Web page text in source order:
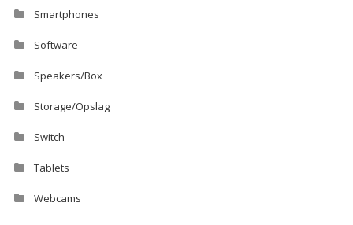
Smartphones
Software
Speakers/Box
Storage/Opslag
Switch
Tablets
Webcams